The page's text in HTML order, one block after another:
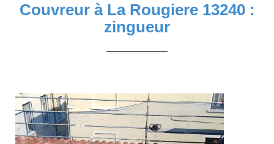
Couvreur à La Rougiere 13240 :
zingueur